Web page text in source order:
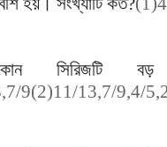
সিরিজটি
9(2)11/13,7/9,4/